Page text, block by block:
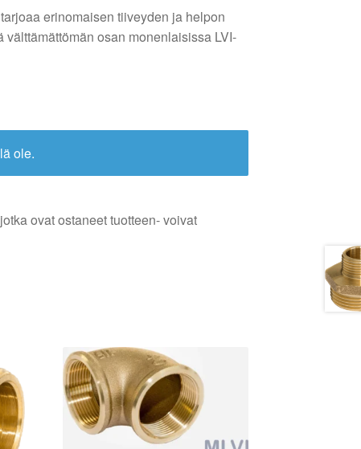
erinomaisen tiiveyden ja helpon
osan monenlaisissa LVI-
ole.
ovat ostaneet tuotteen- voivat